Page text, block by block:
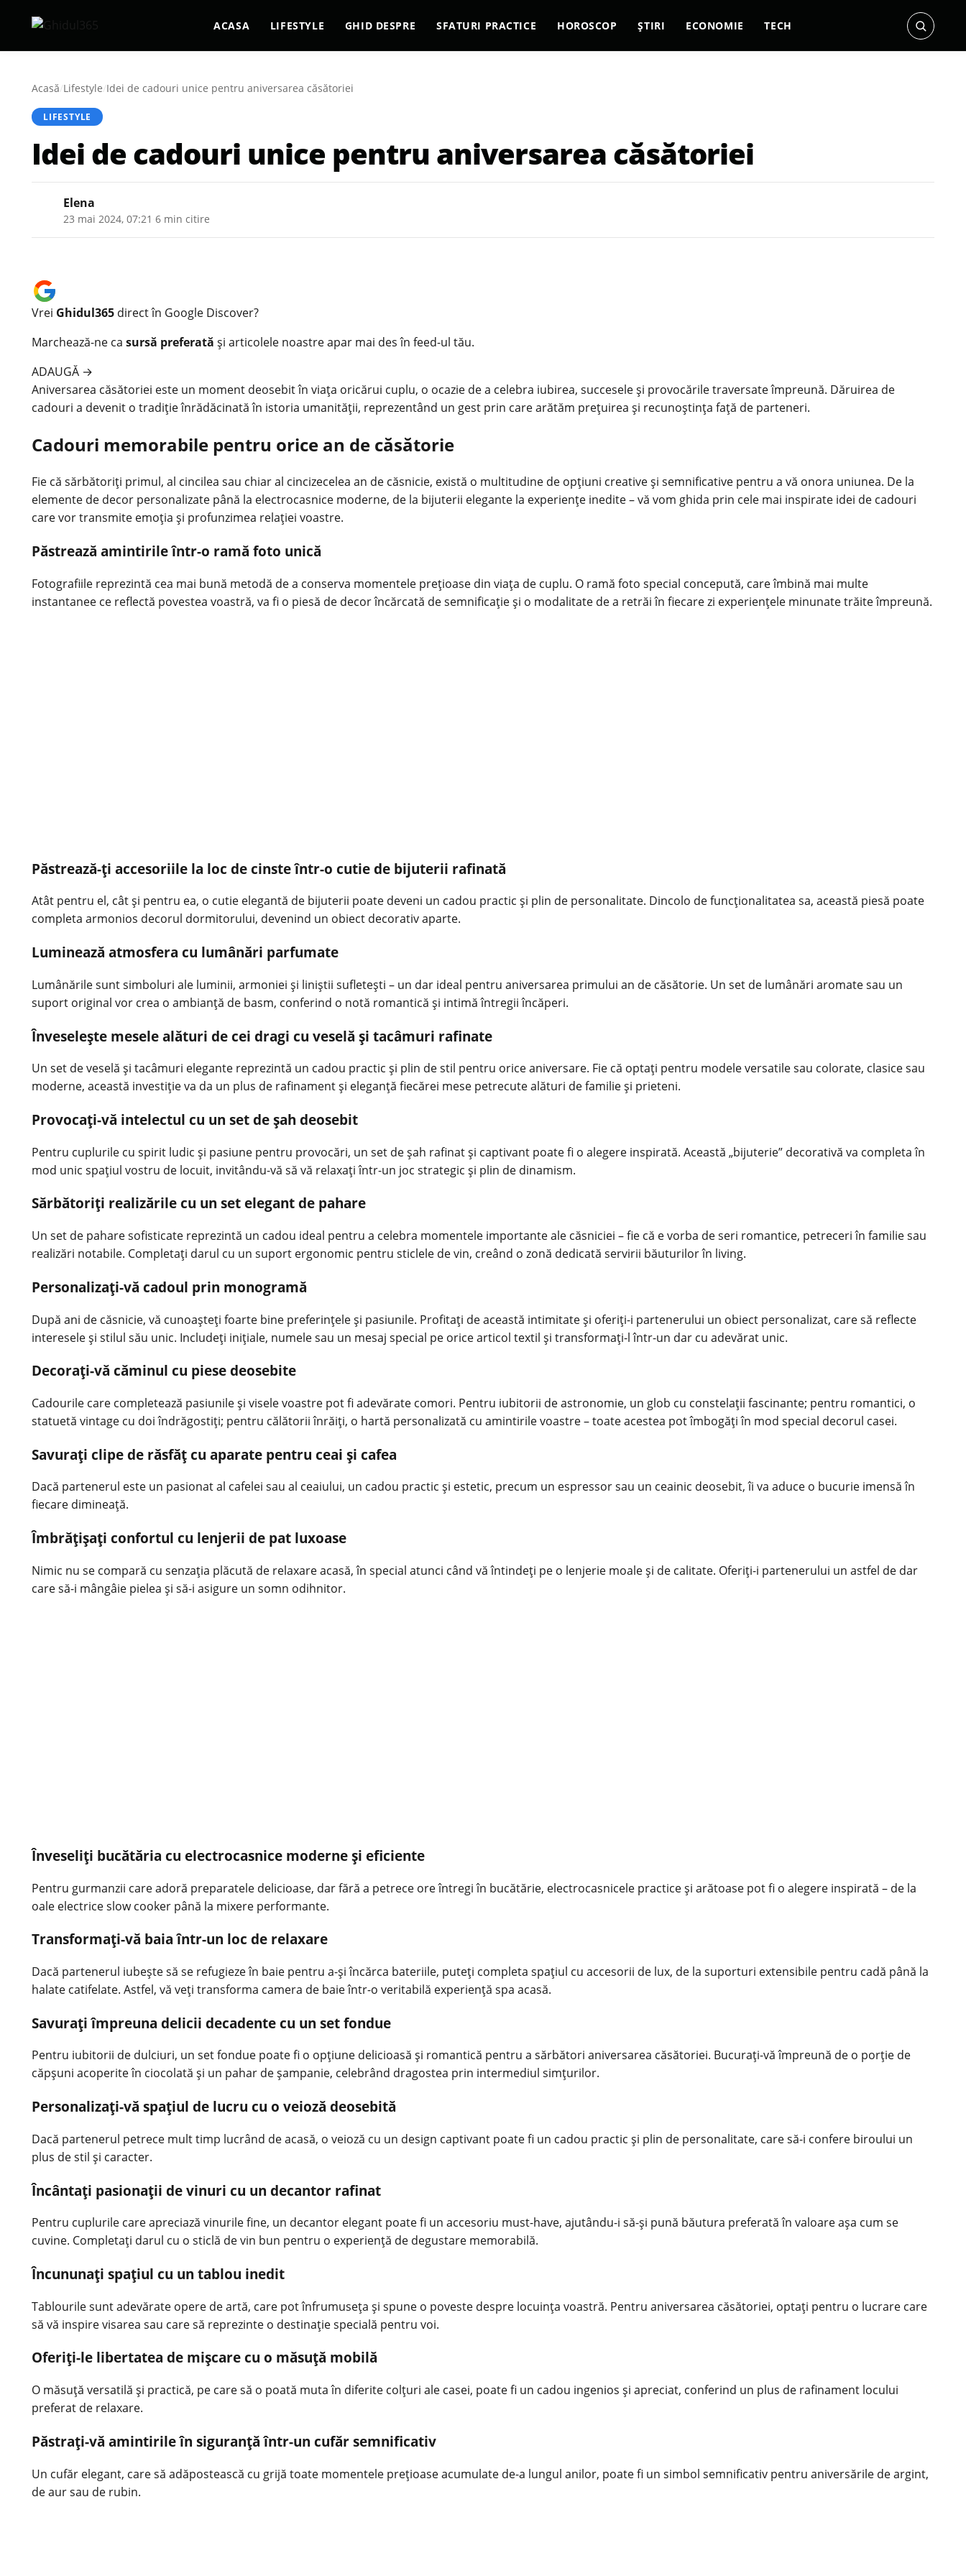
ACASA LIFESTYLE GHID DESPRE SFATURI PRACTICE HOROSCOP ȘTIRI ECONOMIE TECH
Acasă/Lifestyle/Idei de cadouri unice pentru aniversarea căsătoriei
LIFESTYLE
Idei de cadouri unice pentru aniversarea căsătoriei
Elena
23 mai 2024, 07:21 6 min citire
Vrei Ghidul365 direct în Google Discover?
Marchează-ne ca sursă preferată și articolele noastre apar mai des în feed-ul tău.
ADAUGĂ →
Aniversarea căsătoriei este un moment deosebit în viața oricărui cuplu, o ocazie de a celebra iubirea, succesele și provocările traversate împreună. Dăruirea de
cadouri a devenit o tradiție înrădăcinată în istoria umanității, reprezentând un gest prin care arătăm prețuirea și recunoștința față de parteneri.
Cadouri memorabile pentru orice an de căsătorie
Fie că sărbătoriți primul, al cincilea sau chiar al cincizecelea an de căsnicie, există o multitudine de opțiuni creative și semnificative pentru a vă onora uniunea. De la
elemente de decor personalizate până la electrocasnice moderne, de la bijuterii elegante la experiențe inedite – vă vom ghida prin cele mai inspirate idei de cadouri
care vor transmite emoția și profunzimea relației voastre.
Păstrează amintirile într-o ramă foto unică
Fotografiile reprezintă cea mai bună metodă de a conserva momentele prețioase din viața de cuplu. O ramă foto special concepută, care îmbină mai multe
instantanee ce reflectă povestea voastră, va fi o piesă de decor încărcată de semnificație și o modalitate de a retrăi în fiecare zi experiențele minunate trăite împreună.
Păstrează-ți accesoriile la loc de cinste într-o cutie de bijuterii rafinată
Atât pentru el, cât și pentru ea, o cutie elegantă de bijuterii poate deveni un cadou practic și plin de personalitate. Dincolo de funcționalitatea sa, această piesă poate
completa armonios decorul dormitorului, devenind un obiect decorativ aparte.
Luminează atmosfera cu lumânări parfumate
Lumânările sunt simboluri ale luminii, armoniei și liniștii sufletești – un dar ideal pentru aniversarea primului an de căsătorie. Un set de lumânări aromate sau un
suport original vor crea o ambianță de basm, conferind o notă romantică și intimă întregii încăperi.
Înveselește mesele alături de cei dragi cu veselă și tacâmuri rafinate
Un set de veselă și tacâmuri elegante reprezintă un cadou practic și plin de stil pentru orice aniversare. Fie că optați pentru modele versatile sau colorate, clasice sau
moderne, această investiție va da un plus de rafinament și eleganță fiecărei mese petrecute alături de familie și prieteni.
Provocați-vă intelectul cu un set de șah deosebit
Pentru cuplurile cu spirit ludic și pasiune pentru provocări, un set de șah rafinat și captivant poate fi o alegere inspirată. Această „bijuterie” decorativă va completa în
mod unic spațiul vostru de locuit, invitându-vă să vă relaxați într-un joc strategic și plin de dinamism.
Sărbătoriți realizările cu un set elegant de pahare
Un set de pahare sofisticate reprezintă un cadou ideal pentru a celebra momentele importante ale căsniciei – fie că e vorba de seri romantice, petreceri în familie sau
realizări notabile. Completați darul cu un suport ergonomic pentru sticlele de vin, creând o zonă dedicată servirii băuturilor în living.
Personalizați-vă cadoul prin monogramă
După ani de căsnicie, vă cunoașteți foarte bine preferințele și pasiunile. Profitați de această intimitate și oferiți-i partenerului un obiect personalizat, care să reflecte
interesele și stilul său unic. Includeți inițiale, numele sau un mesaj special pe orice articol textil și transformați-l într-un dar cu adevărat unic.
Decorați-vă căminul cu piese deosebite
Cadourile care completează pasiunile și visele voastre pot fi adevărate comori. Pentru iubitorii de astronomie, un glob cu constelații fascinante; pentru romantici, o
statuetă vintage cu doi îndrăgostiți; pentru călătorii înrăiți, o hartă personalizată cu amintirile voastre – toate acestea pot îmbogăți în mod special decorul casei.
Savurați clipe de răsfăț cu aparate pentru ceai și cafea
Dacă partenerul este un pasionat al cafelei sau al ceaiului, un cadou practic și estetic, precum un espressor sau un ceainic deosebit, îi va aduce o bucurie imensă în
fiecare dimineață.
Îmbrățișați confortul cu lenjerii de pat luxoase
Nimic nu se compară cu senzația plăcută de relaxare acasă, în special atunci când vă întindeți pe o lenjerie moale și de calitate. Oferiți-i partenerului un astfel de dar
care să-i mângâie pielea și să-i asigure un somn odihnitor.
Înveseliți bucătăria cu electrocasnice moderne și eficiente
Pentru gurmanzii care adoră preparatele delicioase, dar fără a petrece ore întregi în bucătărie, electrocasnicele practice și arătoase pot fi o alegere inspirată – de la
oale electrice slow cooker până la mixere performante.
Transformați-vă baia într-un loc de relaxare
Dacă partenerul iubește să se refugieze în baie pentru a-și încărca bateriile, puteți completa spațiul cu accesorii de lux, de la suporturi extensibile pentru cadă până la
halate catifelate. Astfel, vă veți transforma camera de baie într-o veritabilă experiență spa acasă.
Savurați împreuna delicii decadente cu un set fondue
Pentru iubitorii de dulciuri, un set fondue poate fi o opțiune delicioasă și romantică pentru a sărbători aniversarea căsătoriei. Bucurați-vă împreună de o porție de
căpșuni acoperite în ciocolată și un pahar de șampanie, celebrând dragostea prin intermediul simțurilor.
Personalizați-vă spațiul de lucru cu o veioză deosebită
Dacă partenerul petrece mult timp lucrând de acasă, o veioză cu un design captivant poate fi un cadou practic și plin de personalitate, care să-i confere biroului un
plus de stil și caracter.
Încântați pasionații de vinuri cu un decantor rafinat
Pentru cuplurile care apreciază vinurile fine, un decantor elegant poate fi un accesoriu must-have, ajutându-i să-și pună băutura preferată în valoare așa cum se
cuvine. Completați darul cu o sticlă de vin bun pentru o experiență de degustare memorabilă.
Încununați spațiul cu un tablou inedit
Tablourile sunt adevărate opere de artă, care pot înfrumuseța și spune o poveste despre locuința voastră. Pentru aniversarea căsătoriei, optați pentru o lucrare care
să vă inspire visarea sau care să reprezinte o destinație specială pentru voi.
Oferiți-le libertatea de mișcare cu o măsuță mobilă
O măsuță versatilă și practică, pe care să o poată muta în diferite colțuri ale casei, poate fi un cadou ingenios și apreciat, conferind un plus de rafinament locului
preferat de relaxare.
Păstrați-vă amintirile în siguranță într-un cufăr semnificativ
Un cufăr elegant, care să adăpostească cu grijă toate momentele prețioase acumulate de-a lungul anilor, poate fi un simbol semnificativ pentru aniversările de argint,
de aur sau de rubin.